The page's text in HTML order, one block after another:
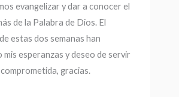
evangelizar y dar a conocer el
de la Palabra de Dios. El
estas dos semanas han
mis esperanzas y deseo de servir
gracias.